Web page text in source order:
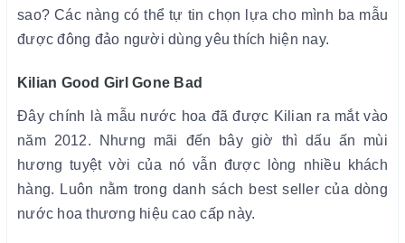
sao? Các nàng có thể tự tin chọn lựa cho mình ba mẫu
được đông đảo người dùng yêu thích hiện nay.
Kilian Good Girl Gone Bad
Đây chính là mẫu nước hoa đã được Kilian ra mắt vào
năm 2012. Nhưng mãi đến bây giờ thì dấu ấn mùi
hương tuyệt vời của nó vẫn được lòng nhiều khách
hàng. Luôn nằm trong danh sách best seller của dòng
nước hoa thương hiệu cao cấp này.